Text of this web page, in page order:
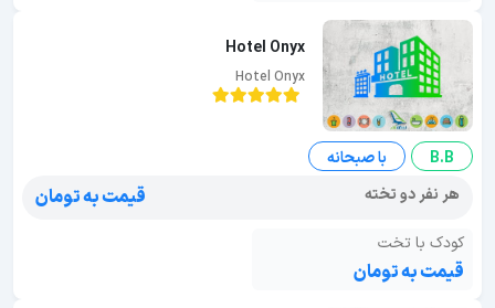
Hotel Onyx
Hotel Onyx
B.B
با صبحانه
هر نفر دو تخته
قیمت به تومان
کودک با تخت
قیمت به تومان